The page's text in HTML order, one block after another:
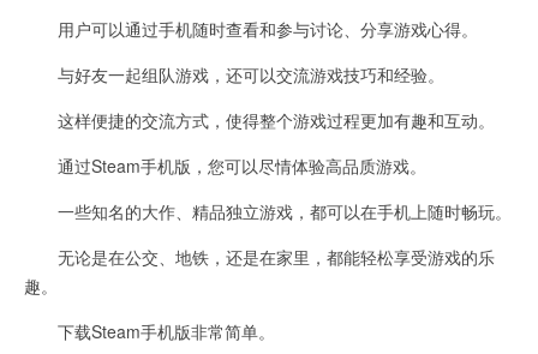
用户可以通过手机随时查看和参与讨论、分享游戏心得。
与好友一起组队游戏，还可以交流游戏技巧和经验。
这样便捷的交流方式，使得整个游戏过程更加有趣和互动。
通过Steam手机版，您可以尽情体验高品质游戏。
一些知名的大作、精品独立游戏，都可以在手机上随时畅玩。
无论是在公交、地铁，还是在家里，都能轻松享受游戏的乐
趣。
下载Steam手机版非常简单。